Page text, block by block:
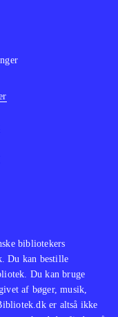
bibliotekers
Du kan bestille
Du kan bruge
af bøger, musik,
er altså ikke